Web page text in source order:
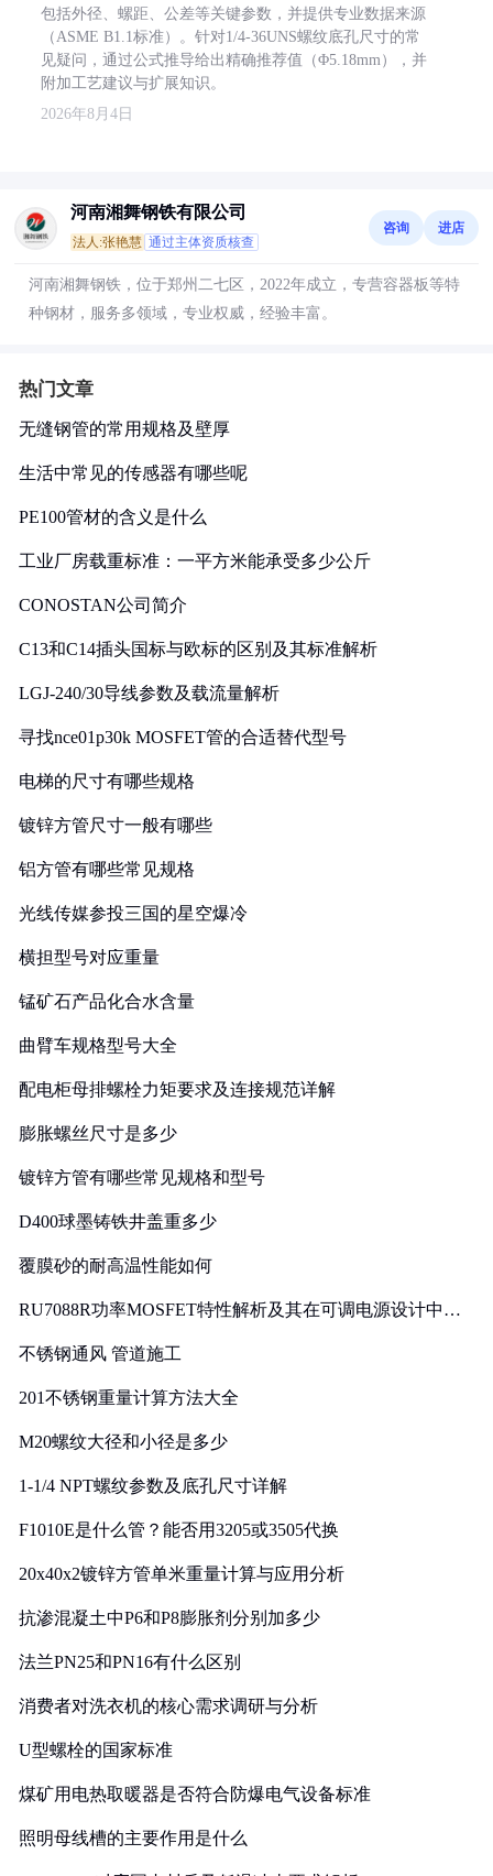
包括外径、螺距、公差等关键参数，并提供专业数据来源
（ASME B1.1标准）。针对1/4-36UNS螺纹底孔尺寸的常
见疑问，通过公式推导给出精确推荐值（Φ5.18mm），并
附加工艺建议与扩展知识。
2026年8月4日
河南湘舞钢铁有限公司
法人:张艳慧 通过主体资质核查
咨询 进店
河南湘舞钢铁，位于郑州二七区，2022年成立，专营容器板等特
种钢材，服务多领域，专业权威，经验丰富。
热门文章
无缝钢管的常用规格及壁厚
生活中常见的传感器有哪些呢
PE100管材的含义是什么
工业厂房载重标准：一平方米能承受多少公斤
CONOSTAN公司简介
C13和C14插头国标与欧标的区别及其标准解析
LGJ-240/30导线参数及载流量解析
寻找nce01p30k MOSFET管的合适替代型号
电梯的尺寸有哪些规格
镀锌方管尺寸一般有哪些
铝方管有哪些常见规格
光线传媒参投三国的星空爆冷
横担型号对应重量
锰矿石产品化合水含量
曲臂车规格型号大全
配电柜母排螺栓力矩要求及连接规范详解
膨胀螺丝尺寸是多少
镀锌方管有哪些常见规格和型号
D400球墨铸铁井盖重多少
覆膜砂的耐高温性能如何
RU7088R功率MOSFET特性解析及其在可调电源设计中的
不锈钢通风 管道施工
201不锈钢重量计算方法大全
M20螺纹大径和小径是多少
1-1/4 NPT螺纹参数及底孔尺寸详解
F1010E是什么管？能否用3205或3505代换
20x40x2镀锌方管单米重量计算与应用分析
抗渗混凝土中P6和P8膨胀剂分别加多少
法兰PN25和PN16有什么区别
消费者对洗衣机的核心需求调研与分析
U型螺栓的国家标准
煤矿用电热取暖器是否符合防爆电气设备标准
照明母线槽的主要作用是什么